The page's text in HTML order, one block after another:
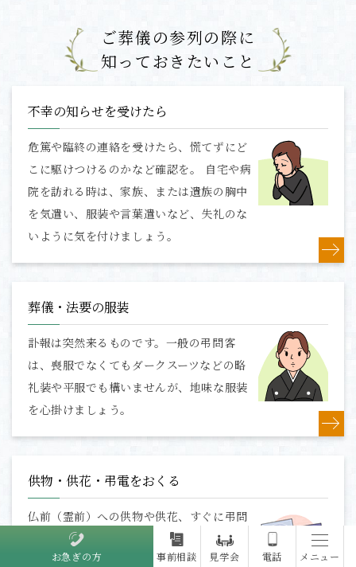
ご葬儀の参列の際に
知っておきたいこと
不幸の知らせを受けたら
危篤や臨終の連絡を受けたら、慌てずにど
こに駆けつけるのかなど確認を。 自宅や病
院を訪れる時は、家族、または遺族の胸中
を気遣い、服装や言葉遣いなど、失礼のな
いように気を付けましょう。
葬儀・法要の服装
訃報は突然来るものです。一般の弔問客
は、喪服でなくてもダークスーツなどの略
礼装や平服でも構いませんが、地味な服装
を心掛けましょう。
供物・供花・弔電をおくる
仏前（霊前）への供物や供花、すぐに弔問
できない時に送る弔電は、速やかに、失礼
のないよう手配します。 供物・供花は会場
お急ぎの方 事前相談 見学会 電話 メニュー